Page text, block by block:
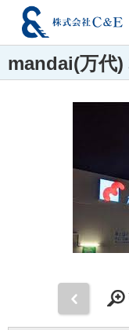
mandai(万代)